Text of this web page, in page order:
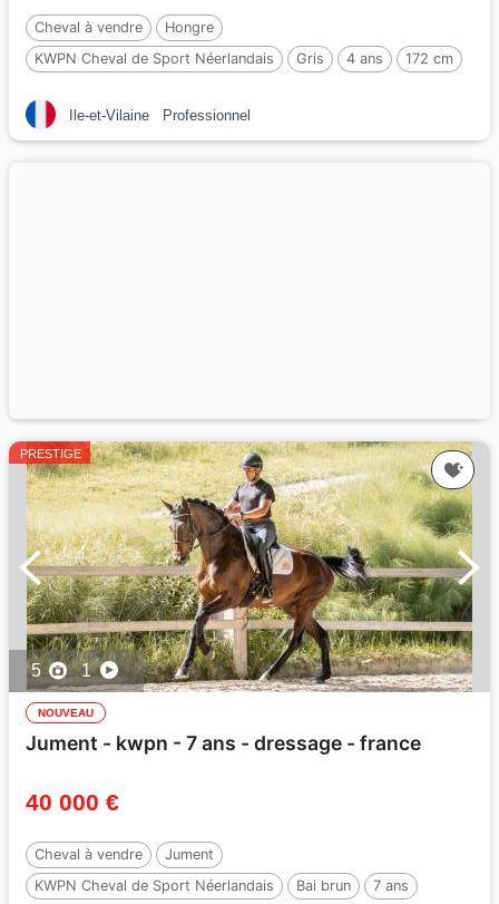
Cheval à vendre
Hongre
KWPN Cheval de Sport Néerlandais
Gris 4 ans 172 cm
Ile-et-Vilaine Professionnel
PRESTIGE
5 1
NOUVEAU
Jument - kwpn - 7 ans - dressage - france
40 000 €
Cheval à vendre
Jument
KWPN Cheval de Sport Néerlandais
Bai brun
7 ans